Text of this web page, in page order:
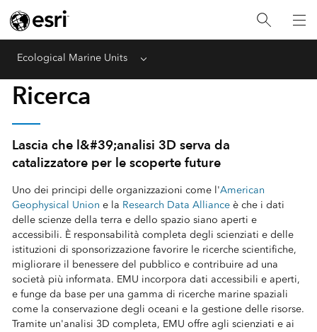
Ecological Marine Units Menu
Ricerca
Lascia che l&#39;analisi 3D serva da
catalizzatore per le scoperte future
Uno dei principi delle organizzazioni come l'American
Geophysical Union e la Research Data Allianceè che i dati
delle scienze della terra e dello spazio siano aperti e
accessibili. È responsabilità completa degli scienziati e delle
istituzioni di sponsorizzazione favorire le ricerche scientifiche,
migliorare il benessere del pubblico e contribuire ad una
società più informata. EMU incorpora dati accessibili e aperti,
e funge da base per una gamma di ricerche marine spaziali
come la conservazione degli oceani e la gestione delle risorse.
Tramite un'analisi 3D completa, EMU offre agli scienziati e ai